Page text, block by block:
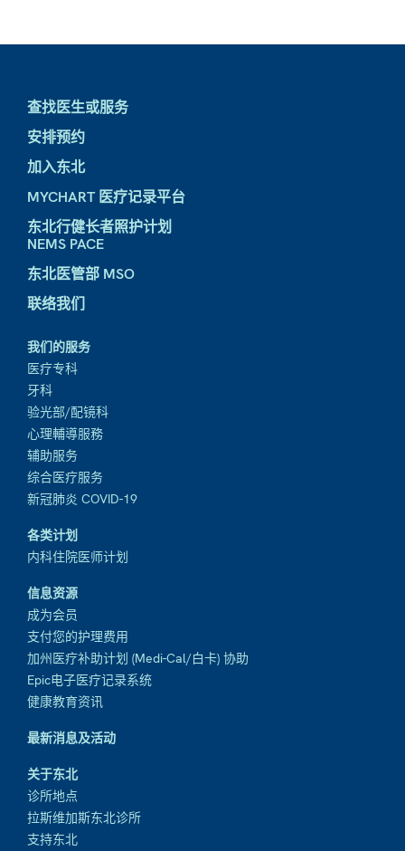
查找医生或服务
安排预约
加入东北
MYCHART 医疗记录平台
东北行健长者照护计划
NEMS PACE
东北医管部 MSO
联络我们
我们的服务
医疗专科
牙科
验光部/配镜科
心理輔導服務
辅助服务
综合医疗服务
新冠肺炎 COVID-19
各类计划
内科住院医师计划
信息资源
成为会员
支付您的护理费用
加州医疗补助计划 (Medi-Cal/白卡) 协助
Epic电子医疗记录系统
健康教育资讯
最新消息及活动
关于东北
诊所地点
拉斯维加斯东北诊所
支持东北